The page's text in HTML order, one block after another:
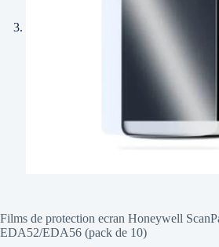
Films de protection ecran Honeywell
EDA52/EDA56 (pack de 10)